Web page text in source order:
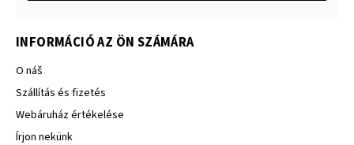
INFORMÁCIÓ AZ ÖN SZÁMÁRA
O náš
Szállítás és fizetés
Webáruház értékelése
Írjon nekünk